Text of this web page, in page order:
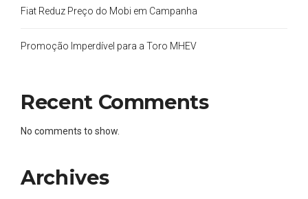
Fiat Reduz Preço do Mobi em Campanha
Promoção Imperdível para a Toro MHEV
Recent Comments
No comments to show.
Archives